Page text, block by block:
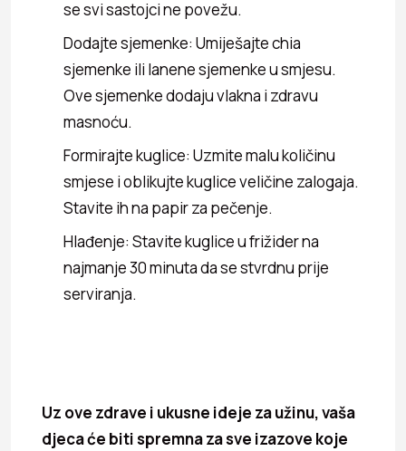
se svi sastojci ne povežu.
Dodajte sjemenke: Umiješajte chia
sjemenke ili lanene sjemenke u smjesu.
Ove sjemenke dodaju vlakna i zdravu
masnoću.
Formirajte kuglice: Uzmite malu količinu
smjese i oblikujte kuglice veličine zalogaja.
Stavite ih na papir za pečenje.
Hlađenje: Stavite kuglice u frižider na
najmanje 30 minuta da se stvrdnu prije
serviranja.
Uz ove zdrave i ukusne ideje za užinu, vaša
djeca će biti spremna za sve izazove koje